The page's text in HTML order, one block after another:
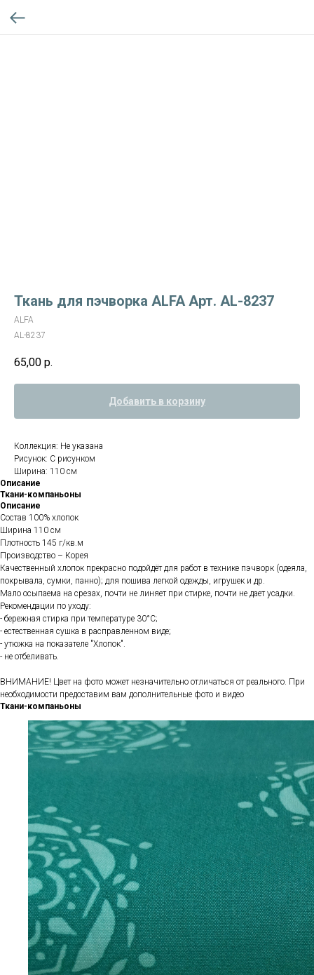
Ткань для пэчворка ALFA Арт. AL-8237
ALFA
AL-8237
65,00 р.
Добавить в корзину
Коллекция: Не указана
Рисунок: С рисунком
Ширина: 110 см
Описание
Ткани-компаньоны
Описание
Состав 100% хлопок
Ширина 110 см
Плотность 145 г/кв.м
Производство – Корея
Качественный хлопок прекрасно подойдёт для работ в технике пэчворк (одеяла,
покрывала, сумки, панно); для пошива легкой одежды, игрушек и др.
Мало осыпаема на срезах, почти не линяет при стирке, почти не дает усадки.
Рекомендации по уходу:
- бережная стирка при температуре 30°С;
- естественная сушка в расправленном виде;
- утюжка на показателе "Хлопок".
- не отбеливать.
ВНИМАНИЕ! Цвет на фото может незначительно отличаться от реального. При
необходимости предоставим вам дополнительные фото и видео
Ткани-компаньоны